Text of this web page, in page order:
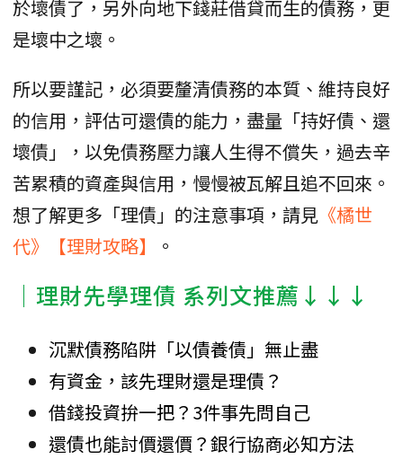
於壞債了，另外向地下錢莊借貸而生的債務，更
是壞中之壞。
所以要謹記，必須要釐清債務的本質、維持良好
的信用，評估可還債的能力，盡量「持好債、還
壞債」，以免債務壓力讓人生得不償失，過去辛
苦累積的資產與信用，慢慢被瓦解且追不回來。
想了解更多「理債」的注意事項，請見 《橘世
代》【理財攻略】
。
│理財先學理債 系列文推薦↓↓↓
沉默債務陷阱「以債養債」無止盡
有資金，該先理財還是理債？
借錢投資拚一把？3件事先問自己
還債也能討價還價？銀行協商必知方法